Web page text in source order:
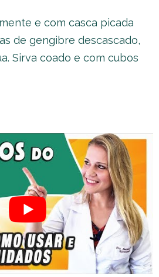
e com casca picada
de gengibre descascado,
Sirva coado e com cubos